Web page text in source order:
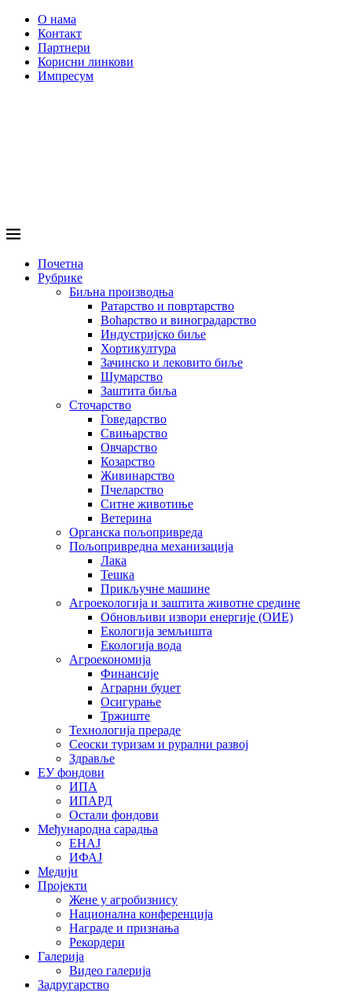
О нама
Контакт
Партнери
Корисни линкови
Импресум
Почетна
Рубрике
Биљна производња
Ратарство и повртарство
Воћарство и виноградарство
Индустријско биље
Хортикултура
Зачинско и лековито биље
Шумарство
Заштита биља
Сточарство
Говедарство
Свињарство
Овчарство
Козарство
Живинарство
Пчеларство
Ситне животиње
Ветерина
Органска пољопривреда
Пољопривредна механизација
Лака
Тешка
Прикључне машине
Агроекологија и заштита животне средине
Обновљиви извори енергије (ОИЕ)
Екологија земљишта
Екологија вода
Агроекономија
Финансије
Аграрни буџет
Осигурање
Тржиште
Технологија прераде
Сеоски туризам и рурални развој
Здравље
ЕУ фондови
ИПА
ИПАРД
Остали фондови
Међународна сарадња
ЕНАЈ
ИФАЈ
Медији
Пројекти
Жене у агробизнису
Национална конференција
Награде и признања
Рекордери
Галерија
Видео галерија
Задругарство